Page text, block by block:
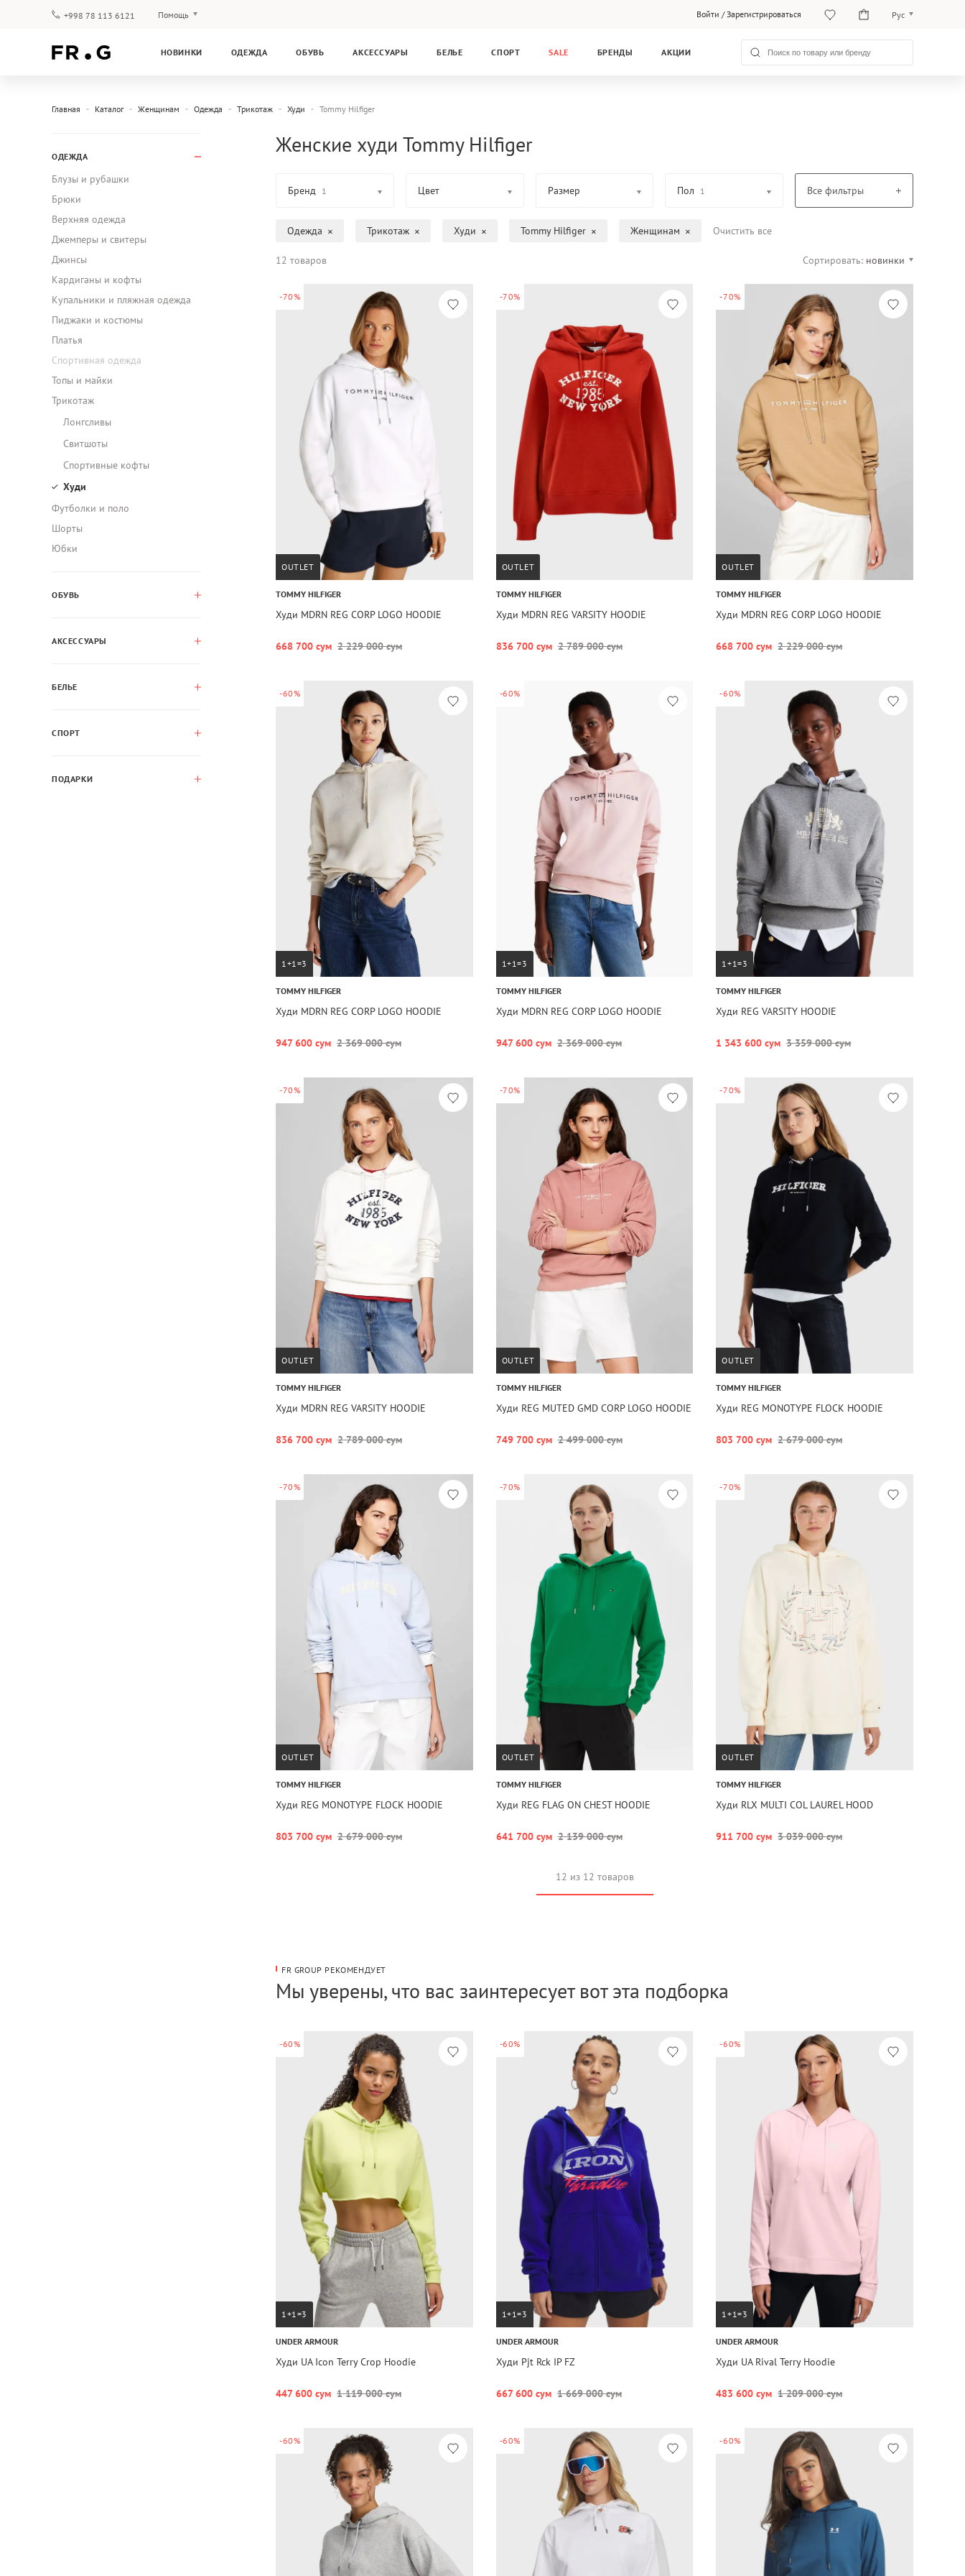
+998 78 113 6121 Помощь Войти /Зарегистрироваться Рус
Рус
НОВИНКИ ОДЕЖДА ОБУВЬ АКСЕССУАРЫ БЕЛЬЕ СПОРТ SALE БРЕНДЫ АКЦИИ
Главная Каталог Женщинам Одежда Трикотаж Худи Tommy Hilfiger
ОДЕЖДА
Блузы и рубашки
Брюки
Верхняя одежда
Джемперы и свитеры
Джинсы
Кардиганы и кофты
Купальники и пляжная одежда
Пиджаки и костюмы
Платья
Спортивная одежда
Топы и майки
Трикотаж
Лонгсливы
Свитшоты
Спортивные кофты
Худи
Футболки и поло
Шорты
Юбки
ОБУВЬ
АКСЕССУАРЫ
БЕЛЬЕ
СПОРТ
ПОДАРКИ
Женские худи Tommy Hilfiger
Бренд 1 Цвет Размер Пол 1 Все фильтры
Одежда Трикотаж Худи Tommy Hilfiger Женщинам Очистить все
12 товаров Сортировать: новинки
-70%
OUTLET
TOMMY HILFIGER
Худи MDRN REG CORP LOGO HOODIE
668 700 сум 2 229 000 сум
-70%
OUTLET
TOMMY HILFIGER
Худи MDRN REG VARSITY HOODIE
836 700 сум 2 789 000 сум
-70%
OUTLET
TOMMY HILFIGER
Худи MDRN REG CORP LOGO HOODIE
668 700 сум 2 229 000 сум
-60%
1+1=3
TOMMY HILFIGER
Худи MDRN REG CORP LOGO HOODIE
947 600 сум 2 369 000 сум
-60%
1+1=3
TOMMY HILFIGER
Худи MDRN REG CORP LOGO HOODIE
947 600 сум 2 369 000 сум
-60%
1+1=3
TOMMY HILFIGER
Худи REG VARSITY HOODIE
1 343 600 сум 3 359 000 сум
-70%
OUTLET
TOMMY HILFIGER
Худи MDRN REG VARSITY HOODIE
836 700 сум 2 789 000 сум
-70%
OUTLET
TOMMY HILFIGER
Худи REG MUTED GMD CORP LOGO HOODIE
749 700 сум 2 499 000 сум
-70%
OUTLET
TOMMY HILFIGER
Худи REG MONOTYPE FLOCK HOODIE
803 700 сум 2 679 000 сум
-70%
OUTLET
TOMMY HILFIGER
Худи REG MONOTYPE FLOCK HOODIE
803 700 сум 2 679 000 сум
-70%
OUTLET
TOMMY HILFIGER
Худи REG FLAG ON CHEST HOODIE
641 700 сум 2 139 000 сум
-70%
OUTLET
TOMMY HILFIGER
Худи RLX MULTI COL LAUREL HOOD
911 700 сум 3 039 000 сум
12 из 12 товаров
FR GROUP РЕКОМЕНДУЕТ
Мы уверены, что вас заинтересует вот эта подборка
-60%
1+1=3
UNDER ARMOUR
Худи UA Icon Terry Crop Hoodie
447 600 сум 1 119 000 сум
-60%
1+1=3
UNDER ARMOUR
Худи Pjt Rck IP FZ
667 600 сум 1 669 000 сум
-60%
1+1=3
UNDER ARMOUR
Худи UA Rival Terry Hoodie
483 600 сум 1 209 000 сум
-60% -60% -60%